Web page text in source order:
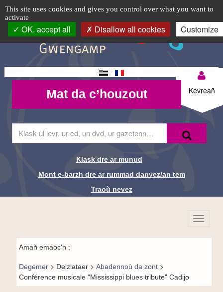
Cookie management panel
This site uses cookies and gives you control over what you want to
activate
OK, accept all Disallow all cookies Customize
TPL_C3RB_RGAA_EVITEMENT_MENU
TPL_C3RB_RGAA_EVITEMENT_CONTENT
TPL_C3RB_RGAA_EVITEMENT_LOGIN
Conférence
musicale
"Mississippi
blues
tribute"
Cadijo
Logo
top-
BR
Changement
de langue
Mon
compte-
Kevreañ
Mat da
c’houzout
Mat da c’houzout
Recherche-
Br
al
Liens de
Klask dre ar munud
Mont e-barzh dre ar rummad danvez/an tem
Traoù nevez
BR-fr
Fil de
navigation-
BR
Amañ emaoc'h :
Degemer > Deiziataer > Abadennoù da zont >
Conférence musicale "Mississippi blues tribute" Cadijo